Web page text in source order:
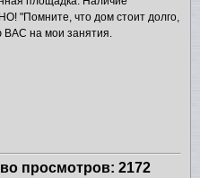
"Помните, что дом стоит долго,
ВАС на мои занятия.
просмотров: 2172